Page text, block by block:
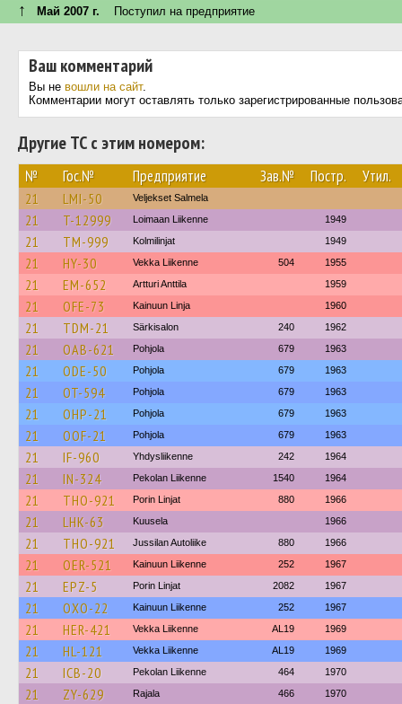
↑ Май 2007 г. Поступил на предприятие
Ваш комментарий
Вы не вошли на сайт.
Комментарии могут оставлять только зарегистрированные
Другие ТС с этим номером:
№ Гос.№ Предприятие Зав.№ Постр. Утил.
21 LMI-50 Veljekset Salmela
21 T-12999 Loimaan Liikenne 1949
21 TM-999 Kolmilinjat 1949
21 HY-30 Vekka Liikenne 504 1955
21 EM-652 Artturi Anttila 1959
21 OFE-73 Kainuun Linja 1960
21 TDM-21 Särkisalon 240 1962
21 OAB-621 Pohjola 679 1963
21 ODE-50 Pohjola 679 1963
21 OT-594 Pohjola 679 1963
21 OHP-21 Pohjola 679 1963
21 OOF-21 Pohjola 679 1963
21 IF-960 Yhdysliikenne 242 1964
21 IN-324 Pekolan Liikenne 1540 1964
21 THO-921 Porin Linjat 880 1966
21 LHK-63 Kuusela 1966
21 THO-921 Jussilan Autoliike 880 1966
21 OER-521 Kainuun Liikenne 252 1967
21 EPZ-5 Porin Linjat 2082 1967
21 OXO-22 Kainuun Liikenne 252 1967
21 HER-421 Vekka Liikenne AL19 1969
21 HL-121 Vekka Liikenne AL19 1969
21 ICB-20 Pekolan Liikenne 464 1970
21 ZY-629 Rajala 466 1970